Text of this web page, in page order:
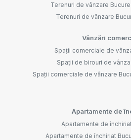
Terenuri de vânzare
Terenuri de vânzare
Vânzări
Spații comerciale de
Spații de birouri de
Spații comerciale de vânzare
Apartamente de
Apartamente de
Apartamente de închiriat